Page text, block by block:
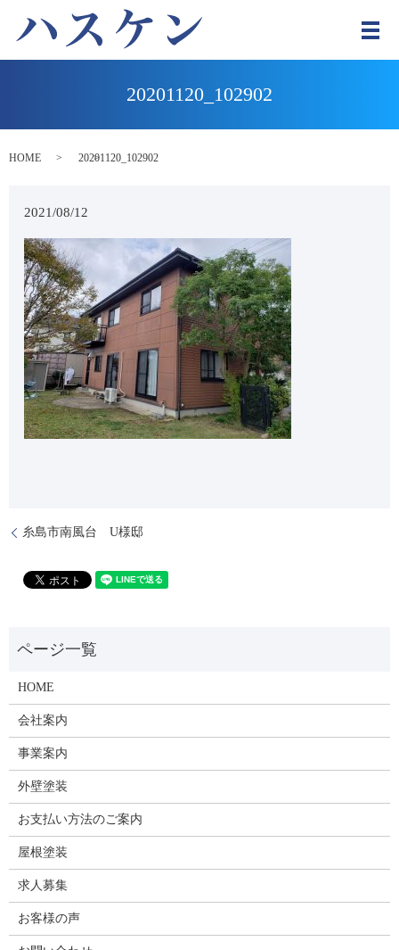
メ
20201120_102902
HOME 20201120_102902
2021/08/12
糸島市南風台 U様邸
HOME
会社案内
事業案内
外壁塗装
お支払い方法のご案内
屋根塗装
求人募集
お客様の声